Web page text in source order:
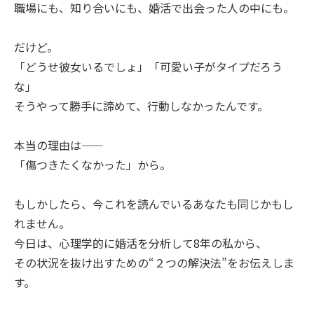
職場にも、知り合いにも、婚活で出会った人の中にも。
だけど。
「どうせ彼女いるでしょ」「可愛い子がタイプだろう
な」
そうやって勝手に諦めて、行動しなかったんです。
本当の理由は――
「傷つきたくなかった」から。
もしかしたら、今これを読んでいるあなたも同じかもし
れません。
今日は、心理学的に婚活を分析して8年の私から、
その状況を抜け出すための“２つの解決法”をお伝えしま
す。